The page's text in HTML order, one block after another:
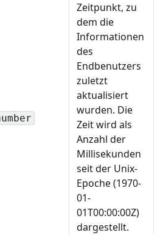
Zeitpunkt, zu
dem die
Informationen
des
Endbenutzers
zuletzt
aktualisiert
wurden. Die
Zeit wird als
Anzahl der
Millisekunden
seit der Unix-
Epoche (1970-
01-
01T00:00:00Z)
dargestellt.